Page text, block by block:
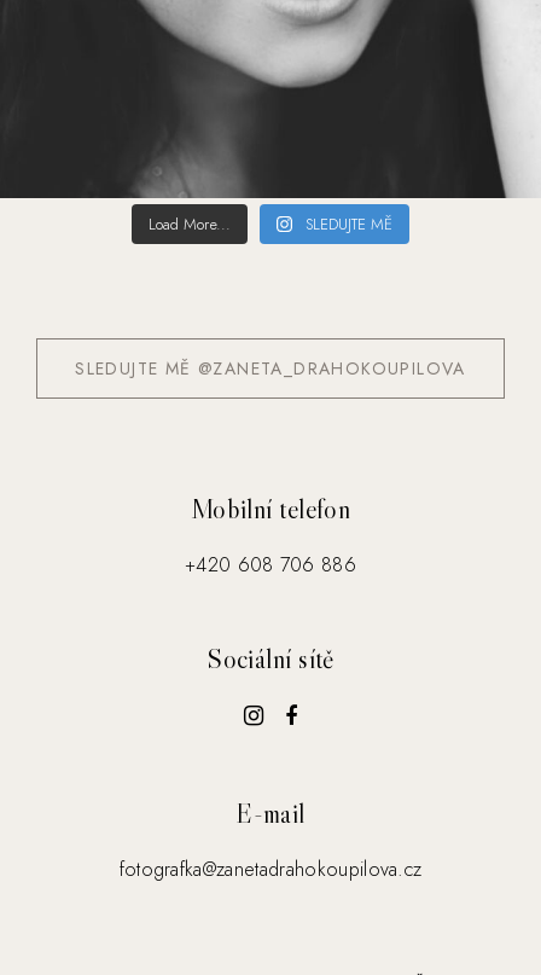
Load More... SLEDUJTE MĚ
SLEDUJTE MĚ @ZANETA_DRAHOKOUPILOVA
Mobilní telefon
+420 608 706 886
Sociální sítě
E-mail
fotografka@zanetadrahokoupilova.cz